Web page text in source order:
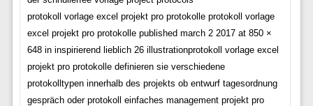
protokoll vorlage excel projekt pro protokolle protokoll vorlage
excel projekt pro protokolle published march 2 2017 at 850 ×
648 in inspirierend lieblich 26 illustrationprotokoll vorlage excel
projekt pro protokolle definieren sie verschiedene
protokolltypen innerhalb des projekts ob entwurf tagesordnung
gespräch oder protokoll einfaches management projekt pro